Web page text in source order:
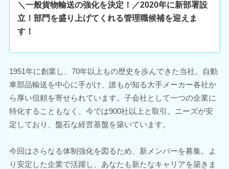
＼一般貨物輸送の強化を決定！／2020年に新部署設
立！部門を盛り上げてくれる管理職候補を迎えま
す！
1951年に創業し、70年以上もの歴史を歩んできた当社。自動
車部品輸送を中心に手がけ、誰もが知る大手メーカー各社か
ら厚い信頼を寄せられています。子会社として一つの企業に
特化することもなく、今では900社以上と取引。ニーズが安
定しており、盤石な経営基盤を築いています。
今回はさらなる体制強化を図るため、新メンバーを募集。よ
り安定した企業で活躍し、あなたも新たなキャリアを築きま